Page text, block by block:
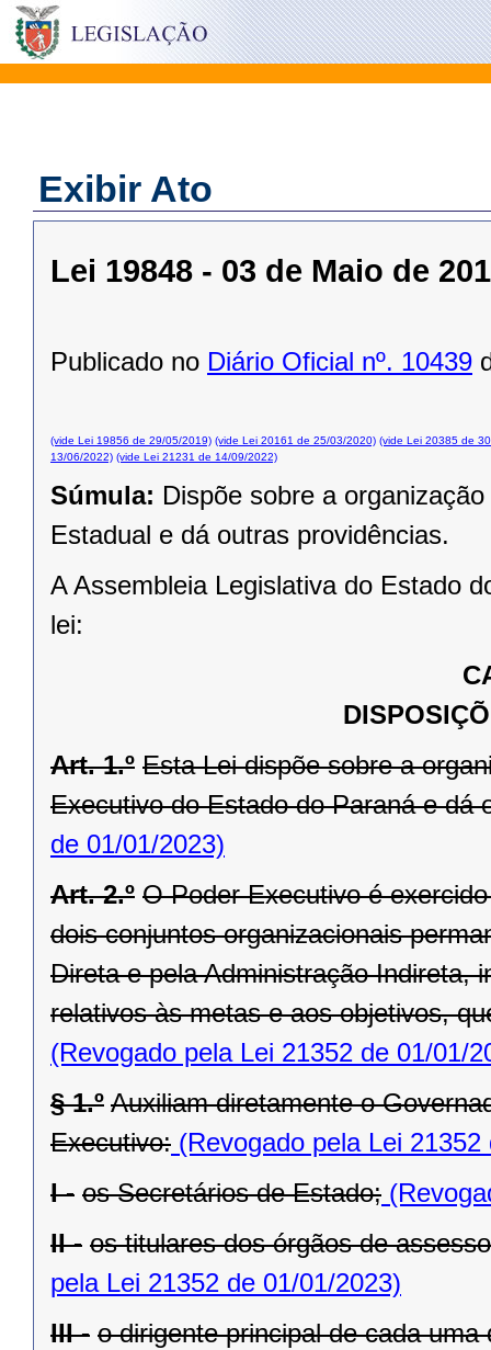
Exibir Ato
Lei 19848 - 03 de Maio de
Publicado no Diário Oficial nº. 10439
(vide Lei 19856 de 29/05/2019) (vide Lei 20161 de 25/03/2020) (vide Lei 20385 de
13/06/2022) (vide Lei 21231 de 14/09/2022)
Súmula: Dispõe sobre a
Estadual e dá outras providências.
A Assembleia Legislativa do Estado
lei:
Art. 1.º Esta Lei dispõe sobre a
Executivo do Estado do Paraná e dá
de 01/01/2023)
Art. 2.º O Poder Executivo é
dois conjuntos organizacionais
Direta e pela Administração Indireta,
relativos às metas e aos objetivos,
(Revogado pela Lei 21352 de 01/01/
§ 1.º Auxiliam diretamente o
Executivo: (Revogado pela Lei
I - os Secretários de Estado;
II - os titulares dos órgãos de
pela Lei 21352 de 01/01/2023)
III - o dirigente principal de cada